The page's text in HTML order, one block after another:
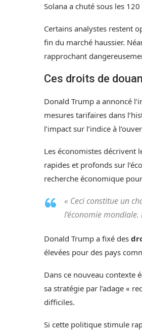
Solana a chuté sous les 120
Certains analystes restent
fin du marché haussier.
rapprochant
Ces droits de
Donald Trump a annoncé
mesures tarifaires dans
l’impact sur l’indice à
Les économistes décrivent
rapides et profonds sur
recherche économique
« Ceci constitue un
l’économie
Donald Trump a fixé des
élevées pour des pays
Dans ce nouveau contexte
sa stratégie par l’adage «
difficiles.
Si cette politique stimule